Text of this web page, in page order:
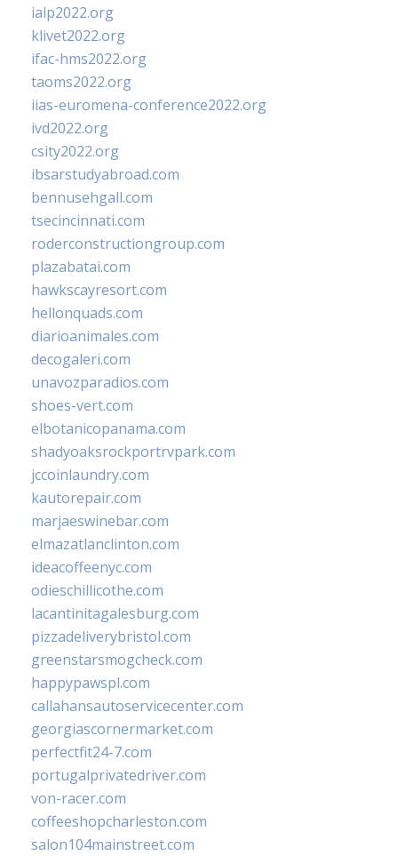
ialp2022.org
klivet2022.org
ifac-hms2022.org
taoms2022.org
iias-euromena-conference2022.org
ivd2022.org
csity2022.org
ibsarstudyabroad.com
bennusehgall.com
tsecincinnati.com
roderconstructiongroup.com
plazabatai.com
hawkscayresort.com
hellonquads.com
diarioanimales.com
decogaleri.com
unavozparadios.com
shoes-vert.com
elbotanicopanama.com
shadyoaksrockportrvpark.com
jccoinlaundry.com
kautorepair.com
marjaeswinebar.com
elmazatlanclinton.com
ideacoffeenyc.com
odieschillicothe.com
lacantinitagalesburg.com
pizzadeliverybristol.com
greenstarsmogcheck.com
happypawspl.com
callahansautoservicecenter.com
georgiascornermarket.com
perfectfit24-7.com
portugalprivatedriver.com
von-racer.com
coffeeshopcharleston.com
salon104mainstreet.com